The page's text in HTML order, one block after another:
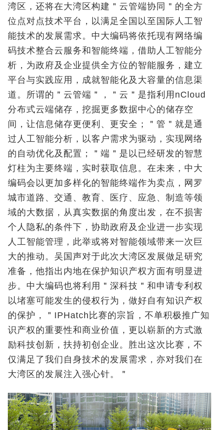
湾区，还将在大湾区构建＂云管端协同＂的全方
位点对点技术平台，以满足全国以至国际人工智
能技术的发展需求。中大编码将依托现有网络编
码技术整合云服务和智能终端，借助人工智能分
析，为政府及企业提供全方位的智能服务，建立
平台与实践应用，成就智能化及大容量的信息渠
道。所谓的＂云管端＂，＂云＂是指利用nCloud
分布式云端储存，挖掘更多数据中心的储存空
间，让信息储存更便利、更安全；＂管＂就是通
过人工智能分析，以客户需求为驱动，实现网络
的自动优化及配置；＂端＂是以已经研发的智慧
灯柱为主要终端，实时获取信息。在未来，中大
编码会以更加多样化的智能终端作为卖点，网罗
城市道路、交通、教育、医疗、应急、制造等领
域的大数据，从真实数据的角度出发，在不损害
个人隐私的条件下，协助政府及企业进一步实现
人工智能管理，此举或将对智能领域带来一次巨
大的推动。吴国声对于此次大湾区发展做足研究
准备，他指出内地在保护知识产权方面有明显进
步。中大编码也将利用＂深科技＂和申请专利权
以堵塞可能发生的侵权行为，做好自有知识产权
的保护，＂IPHatch比赛的宗旨，不单积极推广知
识产权的重要性和商业价值，更以崭新的方式激
励科技创新，扶持初创企业。胜出这次比赛，不
仅满足了我们自身技术的发展需求，亦对我们在
大湾区的发展注入强心针。＂